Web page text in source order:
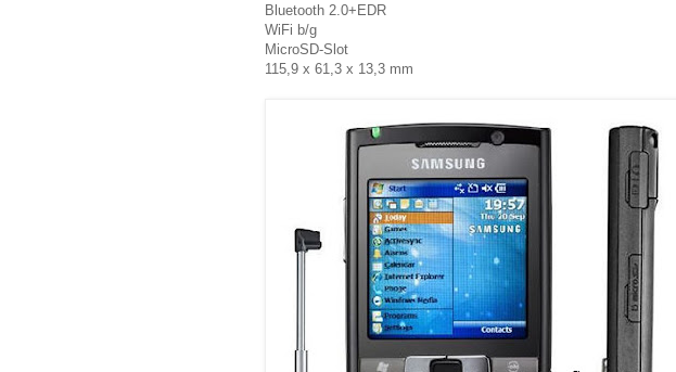
Bluetooth 2.0+EDR
WiFi b/g
MicroSD-Slot
115,9 x 61,3 x 13,3 mm